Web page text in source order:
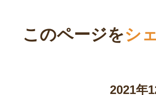
このページをシ
2021年